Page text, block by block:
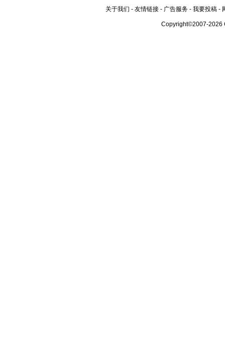
关于我们 - 友情链接 - 广告服务 - 我要投稿 -
Copyright©2007-2026